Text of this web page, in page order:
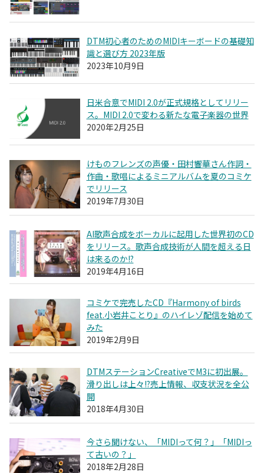
DTM初心者のためのMIDIキーボードの基礎知
識と選び方 2023年版
2023年10月9日
日米合意でMIDI 2.0が正式規格としてリリー
ス。MIDI 2.0で変わる新たな電子楽器の世界
2020年2月25日
けものフレンズの声優・田村響華さん作詞・
作曲・歌唱によるミニアルバムを夏のコミケ
でリリース
2019年7月30日
AI歌声合成をボーカルに起用した世界初のCD
をリリース。歌声合成技術が人間を超える日
は来るのか!?
2019年4月16日
コミケで完売したCD『Harmony of birds
feat.小岩井ことり』のハイレゾ配信を始めて
みた
2019年2月9日
DTMステーションCreativeでM3に初出展。
滑り出しは上々!?売上情報、収支状況を全公
開
2018年4月30日
今さら聞けない、「MIDIって何？」「MIDIっ
て古いの？」
2018年2月28日